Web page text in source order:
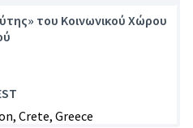
του Κοινωνικού Χώρου